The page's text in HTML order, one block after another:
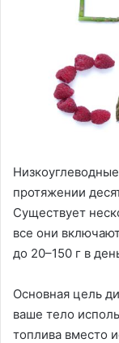
протяжении
Существует
все они
до 20–150 г в
Основная цель
ваше тело
топлива вместо